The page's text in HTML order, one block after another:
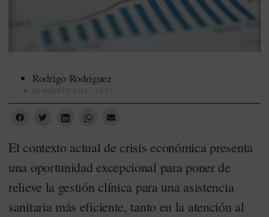
Rodrigo Rodriguez
30 AGOSTO 2015 - 15:17
El contexto actual de crisis económica presenta
una oportunidad excepcional para poner de
relieve la gestión clínica para una asistencia
sanitaria más eficiente, tanto en la atención al